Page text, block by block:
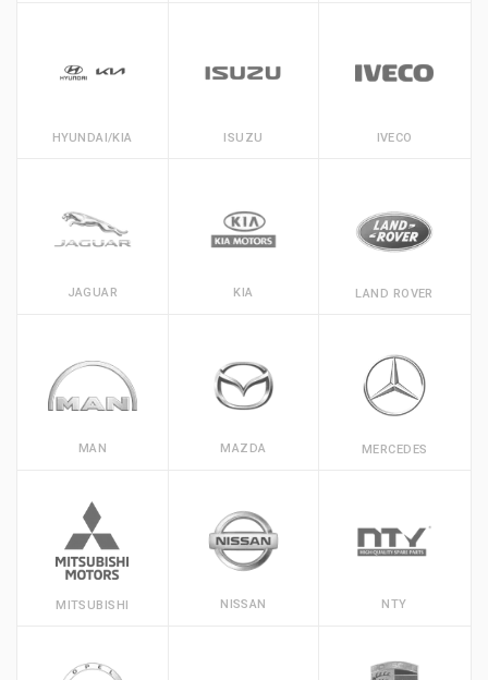
HYUNDAI/KIA ISUZU IVECO
JAGUAR KIA LAND ROVER
MAN MAZDA MERCEDES
MITSUBISHI NISSAN NTY